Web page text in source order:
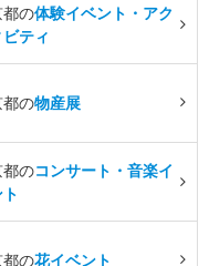
の体験イベント・アク
ティ
の物産展
のコンサート・音楽イ
の花イベント